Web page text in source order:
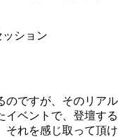
ション
のですが、そのリアル
イベントで、登壇する
れを感じ取って頂け